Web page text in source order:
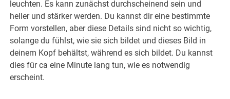
leuchten. Es kann zunächst durchscheinend sein und
heller und stärker werden. Du kannst dir eine bestimmte
Form vorstellen, aber diese Details sind nicht so wichtig,
solange du fühlst, wie sie sich bildet und dieses Bild in
deinem Kopf behältst, während es sich bildet. Du kannst
dies für ca eine Minute lang tun, wie es notwendig
erscheint.